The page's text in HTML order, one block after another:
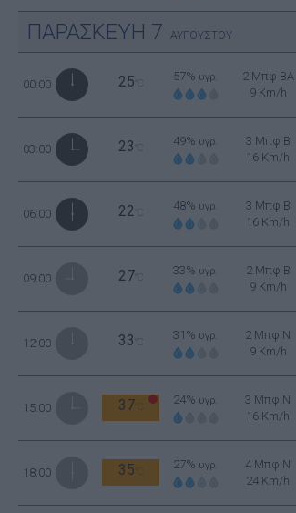
ΠΑΡΑΣΚΕΥΗ 7 ΑΥΓΟΥΣΤΟΥ
00:00 25 57% υγρ.
2 Μπφ BA
9 Km/h
03:00 23 49% υγρ.
3 Μπφ B
16 Km/h
06:00 22 48% υγρ.
3 Μπφ B
16 Km/h
09:00 27 33% υγρ.
2 Μπφ B
9 Km/h
12:00 33 31% υγρ.
2 Μπφ N
9 Km/h
15:00 37 24% υγρ.
3 Μπφ N
16 Km/h
18:00 35 27% υγρ.
4 Μπφ N
24 Km/h